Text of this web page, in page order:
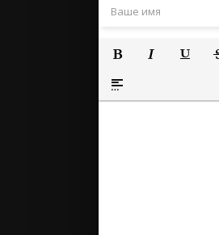
Полужирный
Вставка спойлера